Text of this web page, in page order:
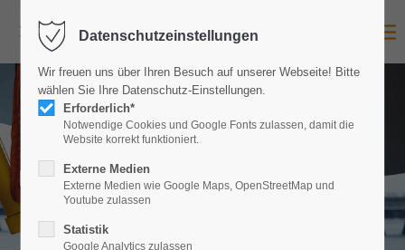
Login
Benutzername
Passwort
News
Datenschutzeinstellungen
Wir freuen uns über Ihren Besuch auf unserer Webseite! Bitte
wählen Sie Ihre Datenschutz-Einstellungen.
Erforderlich*
Notwendige Cookies und Google Fonts zulassen, damit die
Website korrekt funktioniert.
Externe Medien
Externe Medien wie Google Maps, OpenStreetMap und
Youtube zulassen
Statistik
Google Analytics zulassen